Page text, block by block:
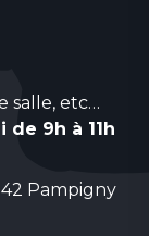
salle, etc…
9h à 11h
Pampigny